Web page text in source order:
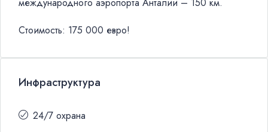
Стоимость: 175 000 евро!
Инфраструктура
24/7 охрана